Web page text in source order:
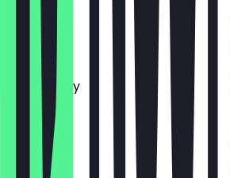
Monday
Tuesday
Wednesday
Thursday
Friday
Saturday
Sunday